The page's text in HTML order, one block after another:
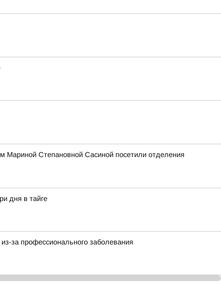
Мариной Степановной Сасиной посетили отделения
дня в тайге
за профессионального заболевания